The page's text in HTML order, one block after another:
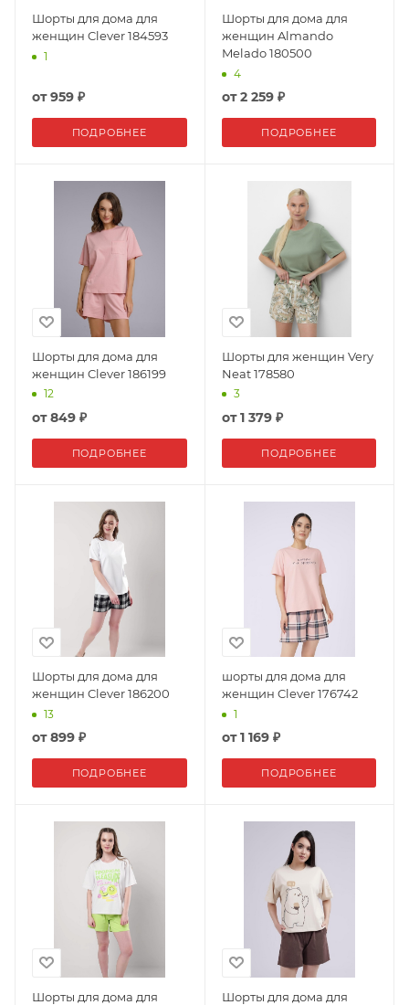
Шорты для дома для
женщин Clever 184593
1
от959 ₽
ПОДРОБНЕЕ
Шорты для дома для
женщин Almando
Melado 180500
4
от2 259 ₽
ПОДРОБНЕЕ
Шорты для дома для
женщин Clever 186199
12
от849 ₽
ПОДРОБНЕЕ
Шорты для женщин Very
Neat 178580
3
от1 379 ₽
ПОДРОБНЕЕ
Шорты для дома для
женщин Clever 186200
13
от899 ₽
ПОДРОБНЕЕ
шорты для дома для
женщин Clever 176742
1
от1 169 ₽
ПОДРОБНЕЕ
Шорты для дома для
Шорты для дома для